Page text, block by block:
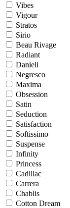
Vibes
Vigour
Stratos
Sirio
Beau Rivage
Radiant
Danieli
Negresco
Maxima
Obsession
Satin
Seduction
Satisfaction
Softissimo
Suspense
Infinity
Princess
Cadillac
Carrera
Chablis
Cotton Dream